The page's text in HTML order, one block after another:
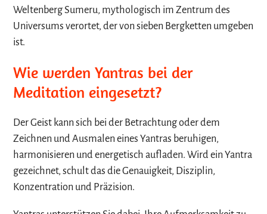
Weltenberg Sumeru, mythologisch im Zentrum des
Universums verortet, der von sieben Bergketten umgeben
ist.
Wie werden Yantras bei der
Meditation eingesetzt?
Der Geist kann sich bei der Betrachtung oder dem
Zeichnen und Ausmalen eines Yantras beruhigen,
harmonisieren und energetisch aufladen. Wird ein Yantra
gezeichnet, schult das die Genauigkeit, Disziplin,
Konzentration und Präzision.